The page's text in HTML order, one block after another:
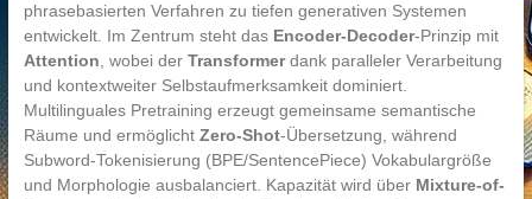
phrasebasierten Verfahren zu tiefen generativen Systemen
entwickelt. Im Zentrum steht das Encoder-Decoder-Prinzip mit
Attention , wobei der Transformerdank paralleler Verarbeitung
und kontextweiter Selbstaufmerksamkeit dominiert.
Multilinguales Pretraining erzeugt gemeinsame semantische
Räume und ermöglicht Zero-Shot-Übersetzung, während
Subword-Tokenisierung (BPE/SentencePiece) Vokabulargröße
und Morphologie ausbalanciert. Kapazität wird über Mixture-of-